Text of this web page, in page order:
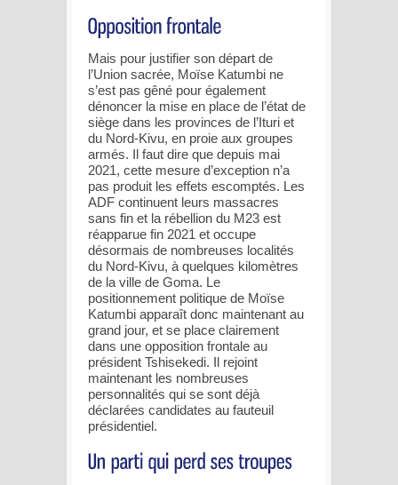
Mais pour justifier son départ de
l’Union sacrée, Moïse Katumbi ne
s’est pas gêné pour également
dénoncer la mise en place de l’état de
siège dans les provinces de l’Ituri et
du Nord-Kivu, en proie aux groupes
armés. Il faut dire que depuis mai
2021, cette mesure d’exception n’a
pas produit les effets escomptés. Les
ADF continuent leurs massacres
sans fin et la rébellion du M23 est
réapparue fin 2021 et occupe
désormais de nombreuses localités
du Nord-Kivu, à quelques kilomètres
de la ville de Goma. Le
positionnement politique de Moïse
Katumbi apparaît donc maintenant au
grand jour, et se place clairement
dans une opposition frontale au
président Tshisekedi. Il rejoint
maintenant les nombreuses
personnalités qui se sont déjà
déclarées candidates au fauteuil
présidentiel.